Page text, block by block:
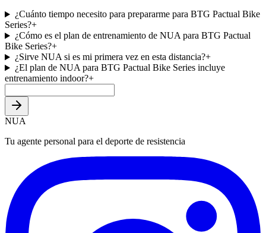
¿Cuánto tiempo necesito para prepararme para BTG Pactual Bike
Series?+
¿Cómo es el plan de entrenamiento de NUA para BTG Pactual
Bike Series?+
¿Sirve NUA si es mi primera vez en esta distancia?+
¿El plan de NUA para BTG Pactual Bike Series incluye
entrenamiento indoor?+
NUA
Tu agente personal para el deporte de resistencia